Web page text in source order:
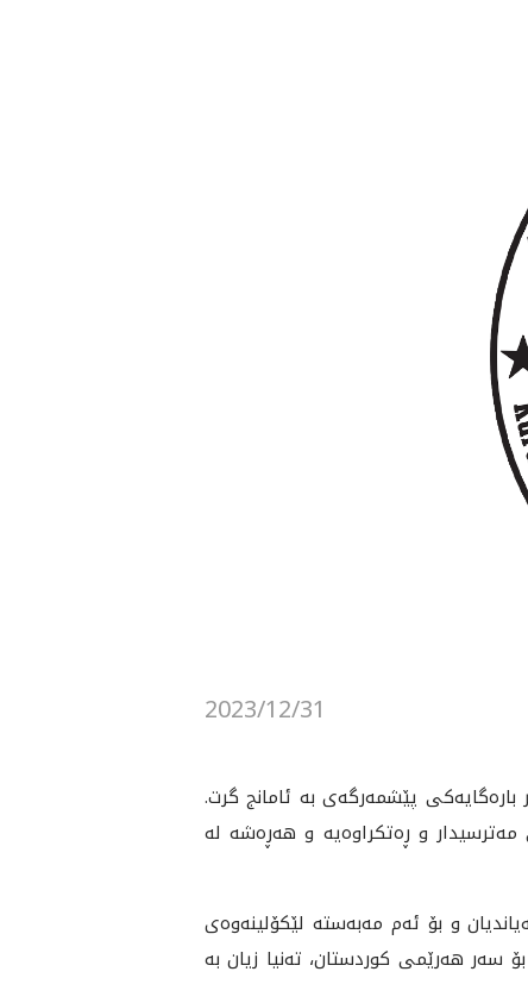
2023/12/31
پێشمه‌رگه‌ى به‌ ئامانج گرت.
و ڕه‌تكراوه‌يه‌ و هه‌ڕه‌شه‌ له‌
و بۆ ئه‌م مه‌به‌سته‌ لێكۆلينه‌وه‌ى
هه‌رێمى كوردستان، ته‌نيا زيان به‌